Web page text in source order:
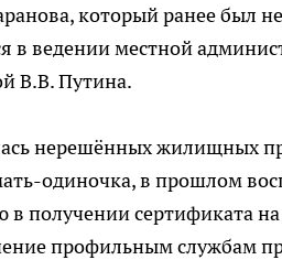
который ранее был
в ведении местной
В.В. Путина.
нерешённых жилищных
одиночка, в прошлом
получении сертификата
профильным службам